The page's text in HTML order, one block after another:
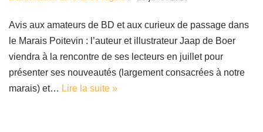
Avis aux amateurs de BD et aux curieux de passage dans
le Marais Poitevin : l’auteur et illustrateur Jaap de Boer
viendra à la rencontre de ses lecteurs en juillet pour
présenter ses nouveautés (largement consacrées à notre
marais) et… Lire la suite »